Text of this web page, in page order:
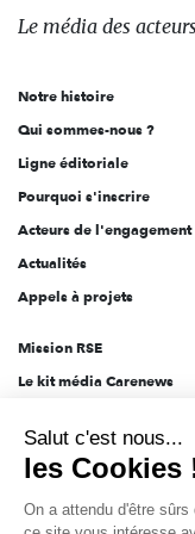
des
l'engagement
Le média des acteurs
Notre histoire
Qui sommes-nous ?
Ligne éditoriale
Pourquoi s'inscrire
Acteurs de l'engagement
Actualités
Appels à projets
Mission RSE
Le kit média Carenews
AEF info
Novethic
PRODURABLE
Salut c'est nous...
les Cookies
On a attendu d'être sûrs